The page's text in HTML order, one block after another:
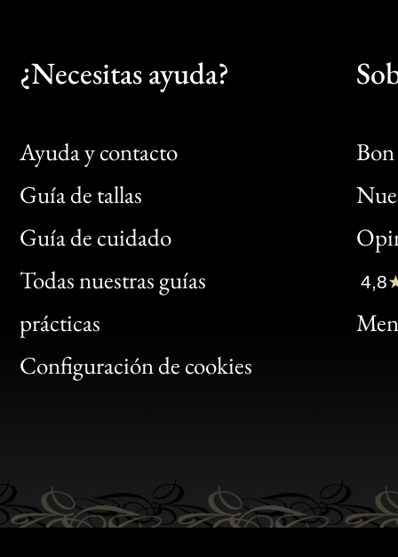
¿Necesitas ayuda?
Ayuda y contacto
Guía de tallas
Guía de cuidado
Todas nuestras guías
prácticas
Configuración de cookies
Bon
Clic
Bon
4,8